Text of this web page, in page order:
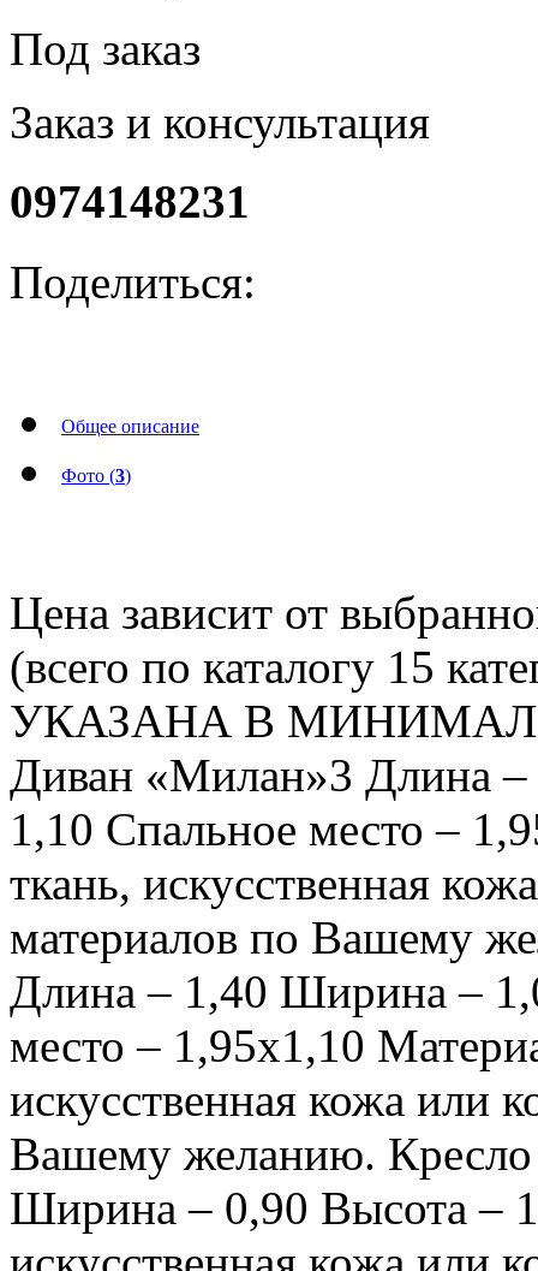
Под заказ
Заказ и консультация
0974148231
Поделиться:
Общее описание
Фото (3)
Цена зависит от
(всего по каталогу 15
УКАЗАНА В
Диван «Милан»3 Длина
1,10 Спальное место –
ткань, искусственная
материалов по Вашему
Длина – 1,40 Ширина –
место – 1,95х1,10
искусственная кожа или
Вашему желанию.
Ширина – 0,90 Высота –